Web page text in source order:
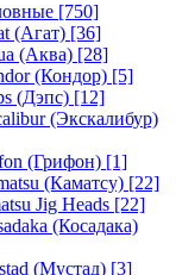
[750]
(Агат) [36]
(Аква) [28]
(Кондор) [5]
(Дэпс) [12]
(Экскалибур)
(Грифон) [1]
(Каматсу) [22]
Jig Heads [22]
(Косадака)
(Мустад) [3]